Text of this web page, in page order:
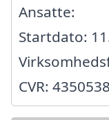
Ansatte:
Startdato:
CVR: